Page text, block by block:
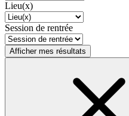
Lieu(x)
Session de rentrée
Afficher mes résultats